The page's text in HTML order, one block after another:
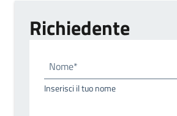
Richiedente
Nome*
Inserisci il tuo nome